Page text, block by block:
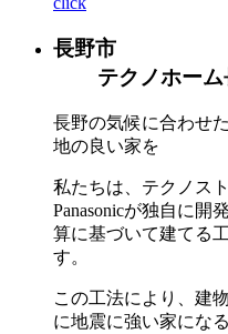
長野市
テクノホー
長野の気候に合わせ
地の良い家を
私たちは、テクノス
Panasonicが独自に開
算に基づいて建てる
す。
この工法により、建
に地震に強い家にな